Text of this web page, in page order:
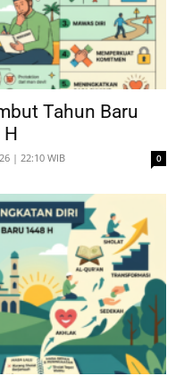
Tahun Baru
| 22:10 WIB 0